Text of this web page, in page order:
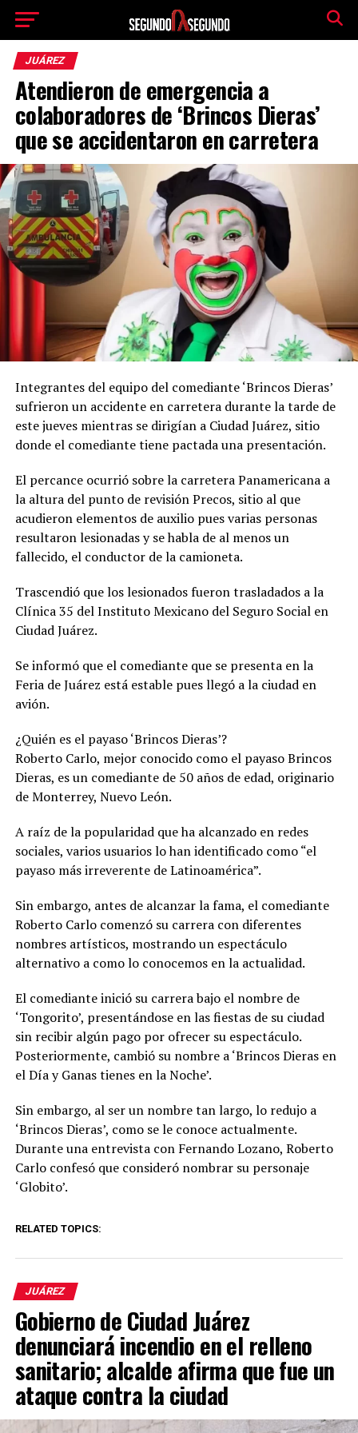
JUÁREZ
Atendieron de emergencia a
colaboradores de ‘Brincos Dieras’
que se accidentaron en carretera
Integrantes del equipo del comediante ‘Brincos Dieras’
sufrieron un accidente en carretera durante la tarde de
este jueves mientras se dirigían a Ciudad Juárez, sitio
donde el comediante tiene pactada una presentación.
El percance ocurrió sobre la carretera Panamericana a
la altura del punto de revisión Precos, sitio al que
acudieron elementos de auxilio pues varias personas
resultaron lesionadas y se habla de al menos un
fallecido, el conductor de la camioneta.
Trascendió que los lesionados fueron trasladados a la
Clínica 35 del Instituto Mexicano del Seguro Social en
Ciudad Juárez.
Se informó que el comediante que se presenta en la
Feria de Juárez está estable pues llegó a la ciudad en
avión.
¿Quién es el payaso ‘Brincos Dieras’?
Roberto Carlo, mejor conocido como el payaso Brincos
Dieras, es un comediante de 50 años de edad, originario
de Monterrey, Nuevo León.
A raíz de la popularidad que ha alcanzado en redes
sociales, varios usuarios lo han identificado como “el
payaso más irreverente de Latinoamérica”.
Sin embargo, antes de alcanzar la fama, el comediante
Roberto Carlo comenzó su carrera con diferentes
nombres artísticos, mostrando un espectáculo
alternativo a como lo conocemos en la actualidad.
El comediante inició su carrera bajo el nombre de
‘Tongorito’, presentándose en las fiestas de su ciudad
sin recibir algún pago por ofrecer su espectáculo.
Posteriormente, cambió su nombre a ‘Brincos Dieras en
el Día y Ganas tienes en la Noche’.
Sin embargo, al ser un nombre tan largo, lo redujo a
‘Brincos Dieras’, como se le conoce actualmente.
Durante una entrevista con Fernando Lozano, Roberto
Carlo confesó que consideró nombrar su personaje
‘Globito’.
RELATED TOPICS:
JUÁREZ
Gobierno de Ciudad Juárez
denunciará incendio en el relleno
sanitario; alcalde afirma que fue un
ataque contra la ciudad